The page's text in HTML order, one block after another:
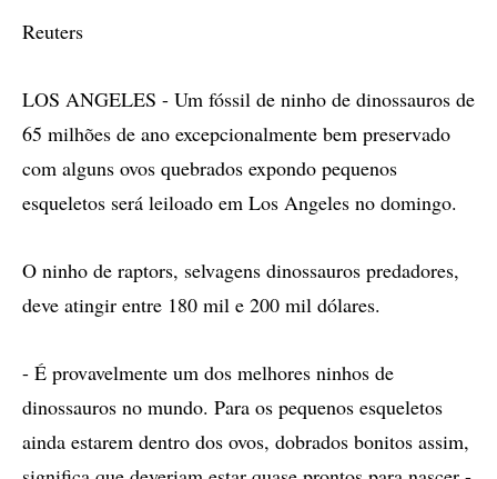
Reuters
LOS ANGELES - Um fóssil de ninho de dinossauros de
65 milhões de ano excepcionalmente bem preservado
com alguns ovos quebrados expondo pequenos
esqueletos será leiloado em Los Angeles no domingo.
O ninho de raptors, selvagens dinossauros predadores,
deve atingir entre 180 mil e 200 mil dólares.
- É provavelmente um dos melhores ninhos de
dinossauros no mundo. Para os pequenos esqueletos
ainda estarem dentro dos ovos, dobrados bonitos assim,